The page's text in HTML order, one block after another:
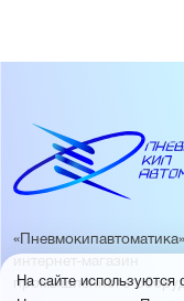
интернет-магазин
промышленного
На сайте